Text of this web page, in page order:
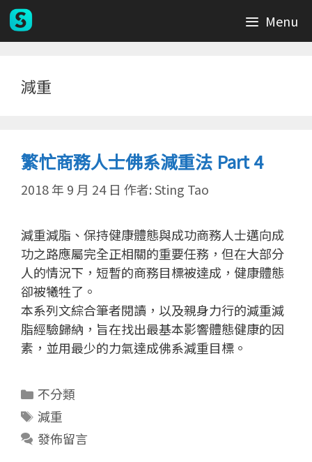
跳
至
主
Menu
減重
繁忙商務人士佛系減重法 Part 4
2018 年 9 月 24 日 作者:Sting Tao
減重減脂、保持健康體態與成功商務人士邁向成
功之路應屬完全正相關的重要任務，但在大部分
人的情況下，短暫的商務目標被達成，健康體態
卻被犧牲了。
本系列文綜合筆者閱讀，以及親身力行的減重減
脂經驗歸納，旨在找出最基本影響體態健康的因
素，並用最少的力氣達成佛系減重目標。
分
類
不分類
標
籤
減重
發佈留言